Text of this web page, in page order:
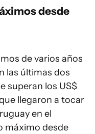
desde
de varios años
las últimas dos
superan los US$
llegaron a tocar
en el
máximo desde